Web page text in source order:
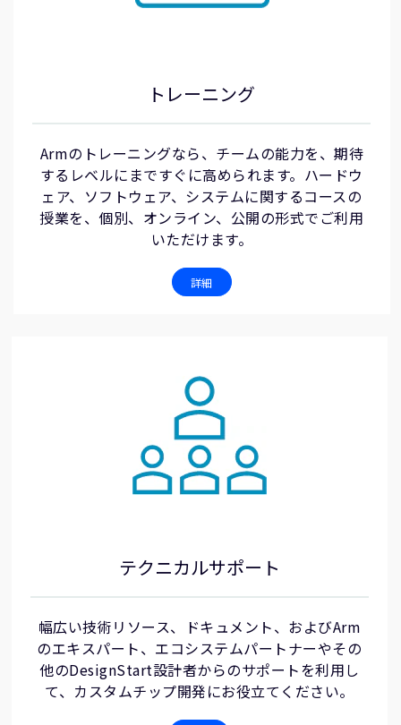
トレーニング
Armのトレーニングなら、チームの能力を、期待
するレベルにまですぐに高められます。ハードウ
ェア、ソフトウェア、システムに関するコースの
授業を、個別、オンライン、公開の形式でご利用
いただけます。
詳細
テクニカルサポート
幅広い技術リソース、ドキュメント、およびArm
のエキスパート、エコシステムパートナーやその
他のDesignStart設計者からのサポートを利用し
て、カスタムチップ開発にお役立てください。